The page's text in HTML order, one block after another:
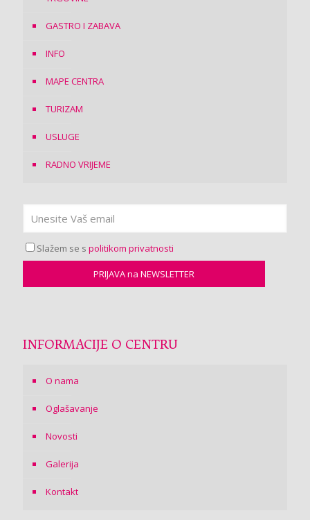
GASTRO I ZABAVA
INFO
MAPE CENTRA
TURIZAM
USLUGE
RADNO VRIJEME
Slažem se s politikom privatnosti
INFORMACIJE O CENTRU
O nama
Oglašavanje
Novosti
Galerija
Kontakt